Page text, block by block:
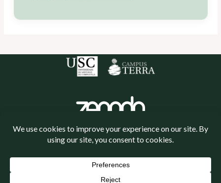
Política de privacidade